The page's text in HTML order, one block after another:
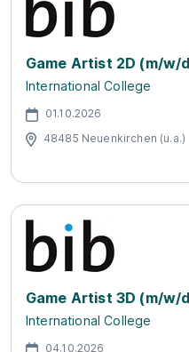
Game Artist 2D (m/w/
International College
01.10.2026
48485 Neuenkirchen (u.a.)
Game Artist 3D (m/w/
International College
04.10.2026